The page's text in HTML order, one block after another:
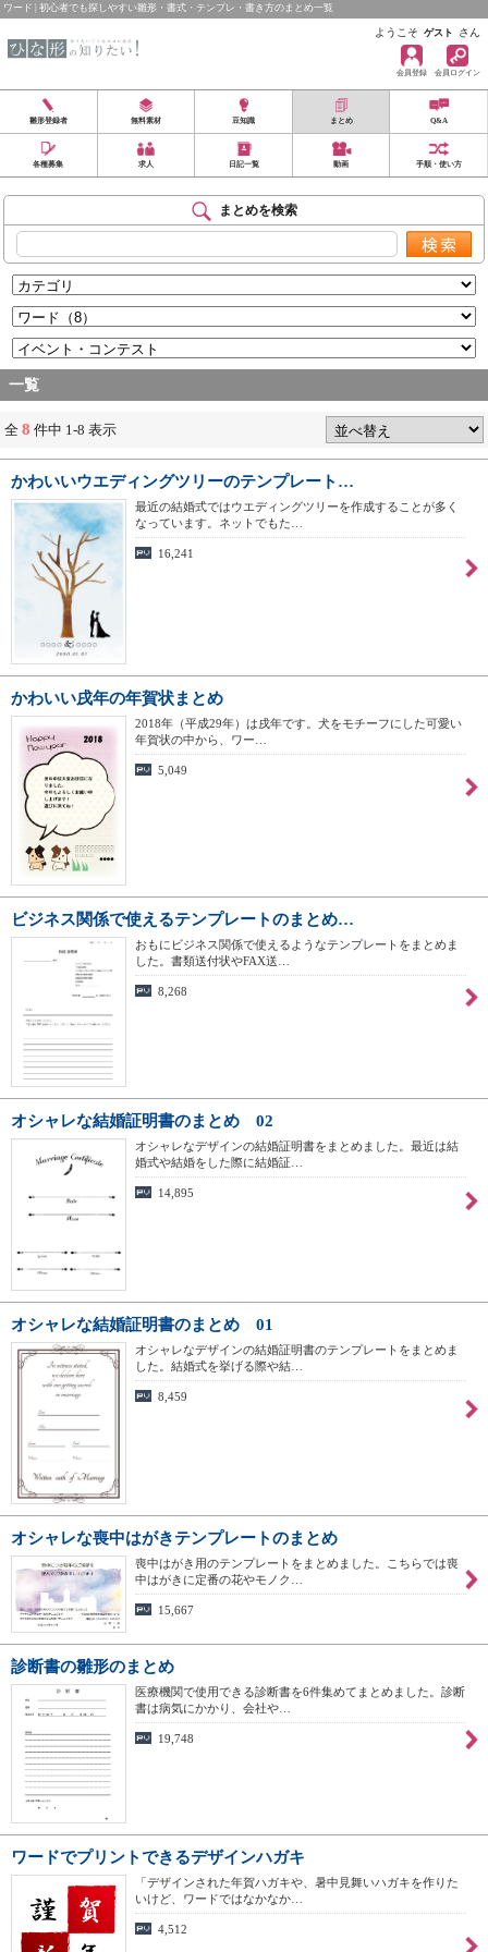
ワード | 初心者でも探しやすい雛形・書式・テンプレ・書き方のまとめ一覧
ようこそ ゲスト さん
会員登録 会員ログイン
雛形登録者 無料素材 豆知識 まとめ Q&A
各種募集 求人 日記一覧 動画 手順・使い方
まとめを検索
一覧
全 8 件中 1-8 表示
かわいいウエディングツリーのテンプレート…
最近の結婚式ではウエディングツリーを作成することが多く
なっています。ネットでもた…
16,241
かわいい戌年の年賀状まとめ
2018年（平成29年）は戌年です。犬をモチーフにした可愛い
年賀状の中から、ワー…
5,049
ビジネス関係で使えるテンプレートのまとめ…
おもにビジネス関係で使えるようなテンプレートをまとめま
した。書類送付状やFAX送…
8,268
オシャレな結婚証明書のまとめ 02
オシャレなデザインの結婚証明書をまとめました。最近は結
婚式や結婚をした際に結婚証…
14,895
オシャレな結婚証明書のまとめ 01
オシャレなデザインの結婚証明書のテンプレートをまとめま
した。結婚式を挙げる際や結…
8,459
オシャレな喪中はがきテンプレートのまとめ
喪中はがき用のテンプレートをまとめました。こちらでは喪
中はがきに定番の花やモノク…
15,667
診断書の雛形のまとめ
医療機関で使用できる診断書を6件集めてまとめました。診断
書は病気にかかり、会社や…
19,748
ワードでプリントできるデザインハガキ
「デザインされた年賀ハガキや、暑中見舞いハガキを作りた
いけど、ワードではなかなか…
4,512